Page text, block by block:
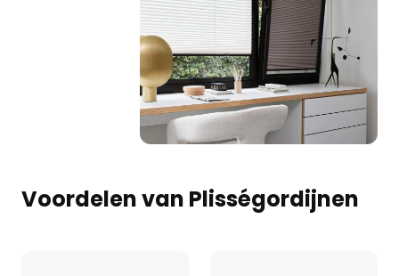
Voordelen van Plisségordijnen